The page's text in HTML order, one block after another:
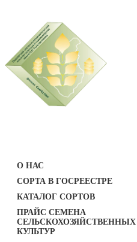
О НАС
СОРТА В ГОСРЕЕСТРЕ
КАТАЛОГ СОРТОВ
ПРАЙС СЕМЕНА
СЕЛЬСКОХОЗЯЙСТВЕННЫХ
КУЛЬТУР